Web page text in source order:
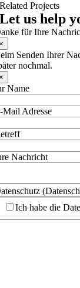
Related Projects
Let us help
für Ihre
Senden Ihrer
nochmal.
Name
Mail Adresse
Nachricht
Ich habe die